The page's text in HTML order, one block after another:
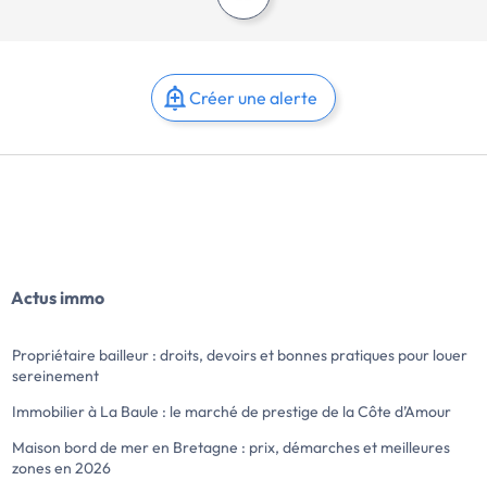
Créer une alerte
Actus immo
Propriétaire bailleur : droits, devoirs et bonnes pratiques pour louer
sereinement
Immobilier à La Baule : le marché de prestige de la Côte d’Amour
Maison bord de mer en Bretagne : prix, démarches et meilleures
zones en 2026